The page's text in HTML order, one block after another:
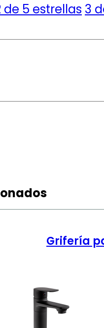
de 5 estrellas 3
Grifería